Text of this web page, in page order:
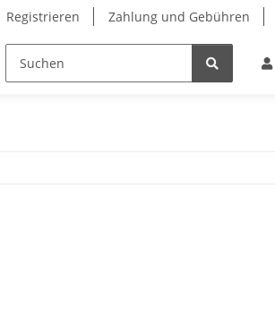
Registrieren Zahlung und Gebühren